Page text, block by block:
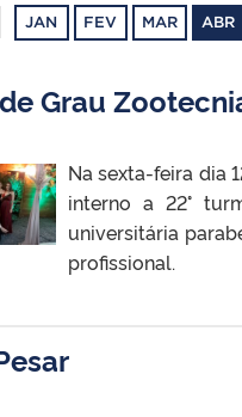
JAN FEV MAR ABR
Grau
Na sexta-feira dia
interno a 22°
universitária
profissional.